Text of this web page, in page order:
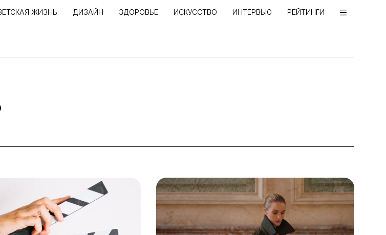
ЖИЗНЬ ДИЗАЙН ЗДОРОВЬЕ ИСКУССТВО ИНТЕРВЬЮ РЕЙТИНГИ